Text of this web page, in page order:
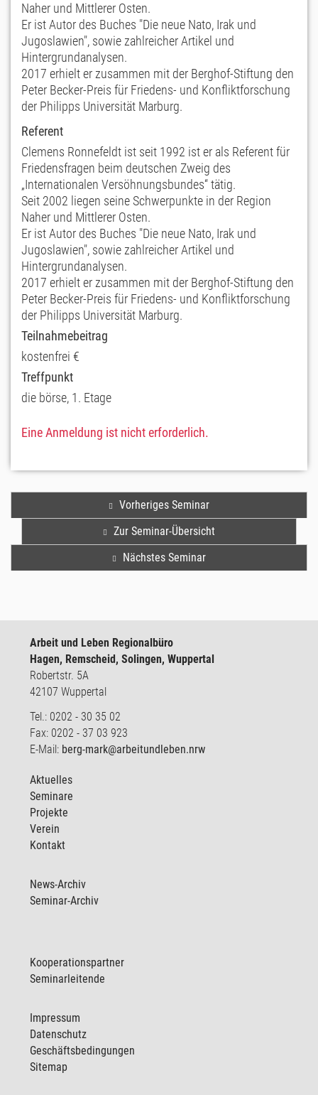
Naher und Mittlerer Osten.
Er ist Autor des Buches "Die neue Nato, Irak und
Jugoslawien", sowie zahlreicher Artikel und
Hintergrundanalysen.
2017 erhielt er zusammen mit der Berghof-Stiftung den
Peter Becker-Preis für Friedens- und Konfliktforschung
der Philipps Universität Marburg.
Referent
Clemens Ronnefeldt ist seit 1992 ist er als Referent für
Friedensfragen beim deutschen Zweig des
„Internationalen Versöhnungsbundes“ tätig.
Seit 2002 liegen seine Schwerpunkte in der Region
Naher und Mittlerer Osten.
Er ist Autor des Buches "Die neue Nato, Irak und
Jugoslawien", sowie zahlreicher Artikel und
Hintergrundanalysen.
2017 erhielt er zusammen mit der Berghof-Stiftung den
Peter Becker-Preis für Friedens- und Konfliktforschung
der Philipps Universität Marburg.
Teilnahmebeitrag
kostenfrei €
Treffpunkt
die börse, 1. Etage
Eine Anmeldung ist nicht erforderlich.
Vorheriges Seminar
Zur Seminar-Übersicht
Nächstes Seminar
Arbeit und Leben Regionalbüro
Hagen, Remscheid, Solingen, Wuppertal
Robertstr. 5A
42107 Wuppertal
Tel.: 0202 - 30 35 02
Fax: 0202 - 37 03 923
E-Mail: berg-mark@arbeitundleben.nrw
Aktuelles
Seminare
Projekte
Verein
Kontakt
News-Archiv
Seminar-Archiv
Kooperationspartner
Seminarleitende
Impressum
Datenschutz
Geschäftsbedingungen
Sitemap